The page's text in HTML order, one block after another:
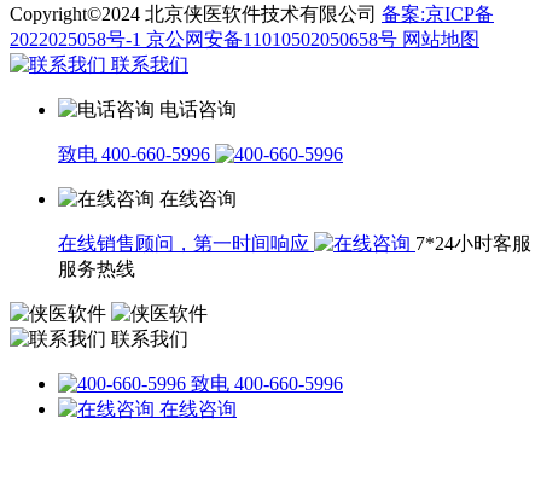
Copyright©2024 北京侠医软件技术有限公司 备案:京ICP备
2022025058号-1 京公网安备11010502050658号 网站地图
联系我们
电话咨询
致电 400-660-5996
在线咨询
在线销售顾问，第一时间响应
7*24小时客服
服务热线
联系我们
致电 400-660-5996
在线咨询